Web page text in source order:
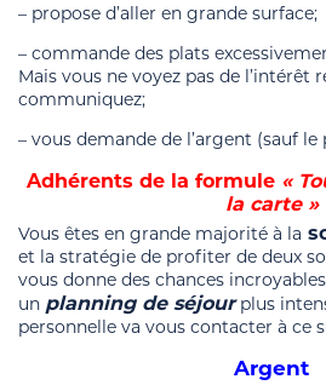
– propose d’aller en grande surface;
– commande des plats
Mais vous ne voyez pas de l’intérêt
communiquez;
– vous demande de l’argent (sauf le
Adhérents de la formule «
la carte »
Vous êtes en grande majorité à la
et la stratégie de profiter de deux
vous donne des chances
un planning de séjourplus
personnelle va vous contacter à ce
Argent